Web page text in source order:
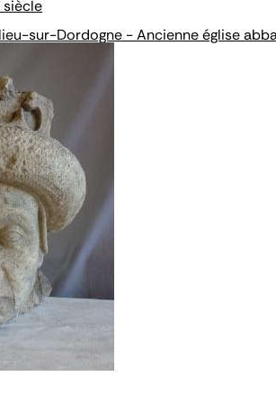
sur-Dordogne - Ancienne église